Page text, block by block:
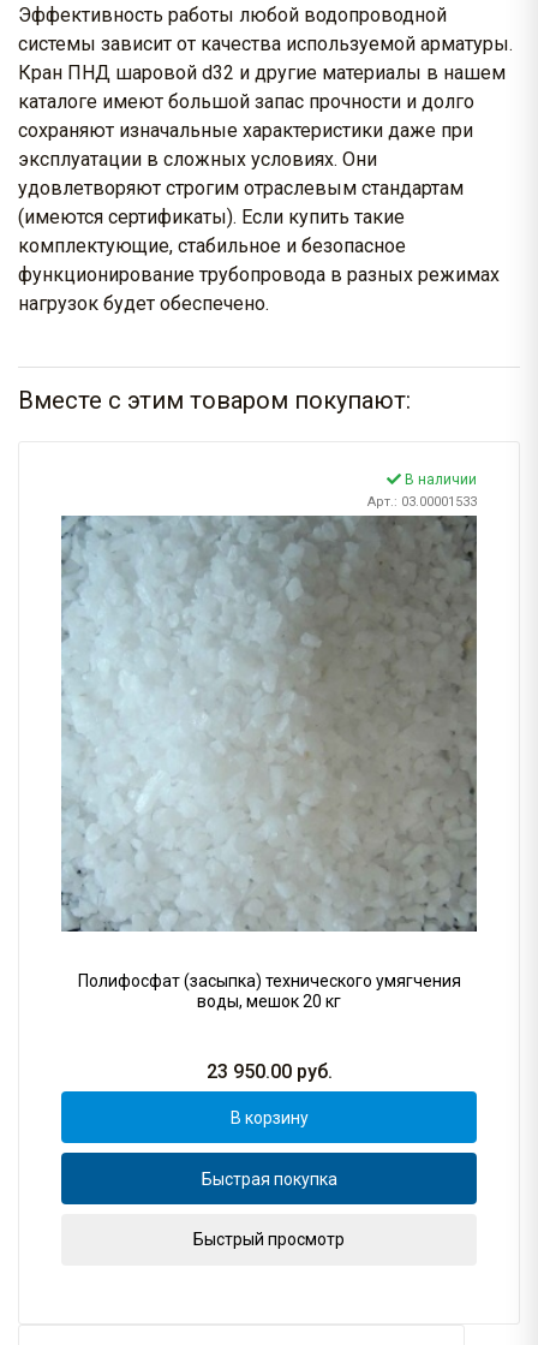
Эффективность работы любой водопроводной
системы зависит от качества используемой арматуры.
Кран ПНД шаровой d32 и другие материалы в нашем
каталоге имеют большой запас прочности и долго
сохраняют изначальные характеристики даже при
эксплуатации в сложных условиях. Они
удовлетворяют строгим отраслевым стандартам
(имеются сертификаты). Если купить такие
комплектующие, стабильное и безопасное
функционирование трубопровода в разных режимах
нагрузок будет обеспечено.
Вместе с этим товаром покупают:
В наличии
Арт.: 03.00001533
Полифосфат (засыпка) технического умягчения
воды, мешок 20 кг
23 950.00руб.
В корзину
Быстрая покупка
Быстрый просмотр